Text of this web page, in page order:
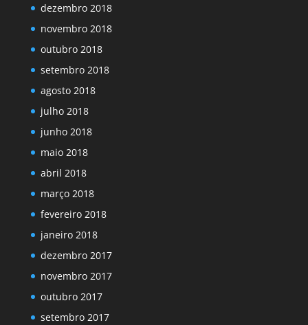
dezembro 2018
novembro 2018
outubro 2018
setembro 2018
agosto 2018
julho 2018
junho 2018
maio 2018
abril 2018
março 2018
fevereiro 2018
janeiro 2018
dezembro 2017
novembro 2017
outubro 2017
setembro 2017